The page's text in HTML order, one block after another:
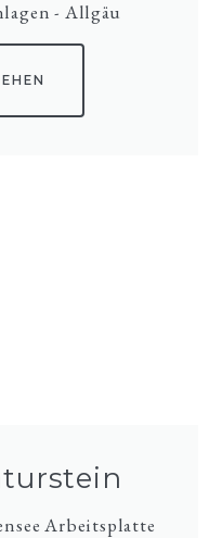
- Allgäu
Arbeitsplatte